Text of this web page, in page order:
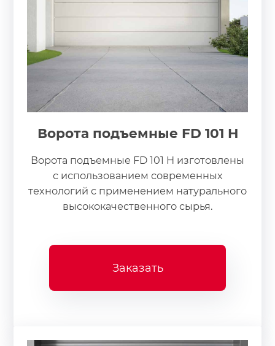
Ворота подъемные FD 101 H
Ворота подъемные FD 101 H изготовлены
с использованием современных
технологий с применением натурального
высококачественного сырья.
Заказать